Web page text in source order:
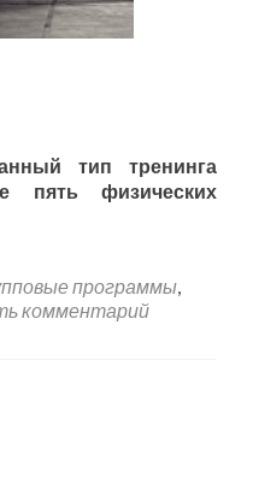
тип тренинга
пять физических
программы,
комментарий